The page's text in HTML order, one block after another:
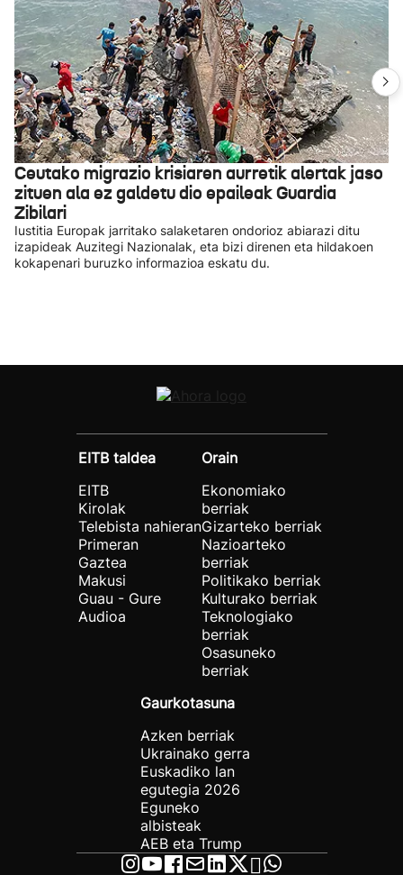
Ceutako migrazio krisiaren aurretik alertak jaso
zituen ala ez galdetu dio epaileak Guardia
Zibilari
Iustitia Europak jarritako salaketaren ondorioz abiarazi ditu
izapideak Auzitegi Nazionalak, eta bizi direnen eta hildakoen
kokapenari buruzko informazioa eskatu du.
EITB taldea
EITB
Kirolak
Telebista nahieran
Primeran
Gaztea
Makusi
Guau - Gure
Audioa
Orain
Ekonomiako
berriak
Gizarteko berriak
Nazioarteko
berriak
Politikako berriak
Kulturako berriak
Teknologiako
berriak
Osasuneko
berriak
Gaurkotasuna
Azken berriak
Ukrainako gerra
Euskadiko lan
egutegia 2026
Eguneko
albisteak
AEB eta Trump